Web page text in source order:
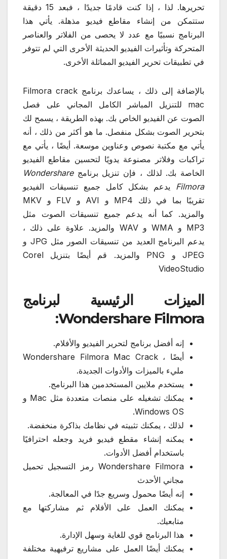
تحريرها. لذا ، إذا كنت قادمًا جديدًا ، فبعد 15 دقيقة
ستتمكن من إنشاء مقاطع فيديو مذهلة. يأتي هذا
البرنامج نسبيًا مع عدد لا يحصى من الفلاتر والعناصر
المتحركة وتأثيرات الفيديو الحديثة الأخرى التي لم تتوفر
في تطبيقات تحرير الفيديو المماثلة الأخرى.
بالإضافة إلى ذلك ، يساعدك برنامج Filmora crack
mac للتنزيل المباشر الكامل المجاني على فصل
الصوت عن الفيديو الخاص بك. بهذه الطريقة ، يسمح لك
بتحرير الصوت بشكل منفصل. ما هو أكثر من ذلك ، أنه
يأتي مع مكتبة نصوص وعناوين موسعة. أيضًا ، يأتي مع
تراكبات وفلاتر مصنوعة يدويًا لتحسين مقاطع الفيديو
الخاصة بك. لذلك ، فإن تنزيل برنامجWondershare
Filmora يدعم بشكل كامل جميع تنسيقات الفيديو
تقريبًا بما في ذلك MP4 و AVI و FLV و MKV
والمزيد. كما أنه يدعم جميع تنسيقات الصوت مثل
MP3 و WMA و WAV والمزيد. علاوة على ذلك ،
يدعم البرنامج العديد من تنسيقات الصور مثل JPG و
JPEG و PNG والمزيد. قم أيضًا بتنزيل Corel
VideoStudio
الميزات الرئيسية لبرنامج
Wondershare Filmora:
إنه أفضل برنامج لتحرير الفيديو والأفلام.
أيضًا ، Wondershare Filmora Mac Crack
مليء بالميزات والأدوات الجديدة.
يستخدم ملايين المستخدمين هذا البرنامج.
يمكنك تشغيله على منصات متعددة مثل Mac و
Windows OS.
لذلك ، يمكنك تثبيته في نظامك بذاكرة منخفضة.
يمكنه إنشاء مقطع فيديو فريد وجعله احترافيًا
باستخدام أفضل الأدوات.
Wondershare Filmora رمز التسجيل تحميل
مجاني الأحدث
إنه أيضًا محمول وسريع جدًا في المعالجة.
يمكنك العمل على الأفلام ثم مشاركتها مع
متابعيك.
هذا البرنامج قوي للغاية وسهل الإدارة.
يمكنك أيضًا العمل على مشاريع ترفيهية مختلفة